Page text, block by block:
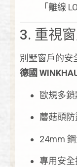
「離線
3. 重視
別墅窗戶的安
德國
歐規多
蘑菇頭
24mm
專用安